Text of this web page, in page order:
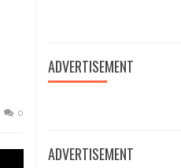
0
ADVERTISEMENT
ADVERTISEMENT